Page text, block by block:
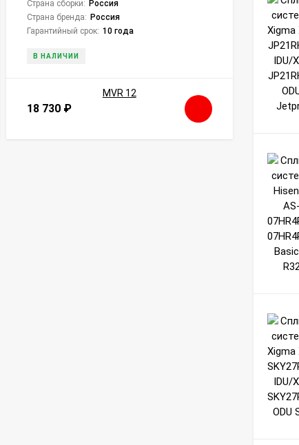
Страна сборки: Россия
Страна бренда: Россия
Гарантийный срок: 10 года
В НАЛИЧИИ
18 730 ₽
Страна
Страна
В
18 720